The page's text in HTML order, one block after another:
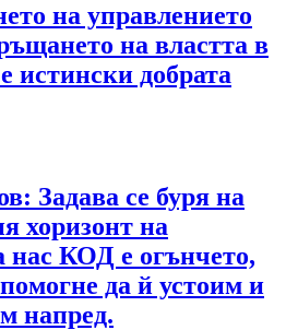
на управлението
на властта в
истински добрата
Задава се буря на
хоризонт на
нас КОД е огънчето,
да й устоим и
напред.